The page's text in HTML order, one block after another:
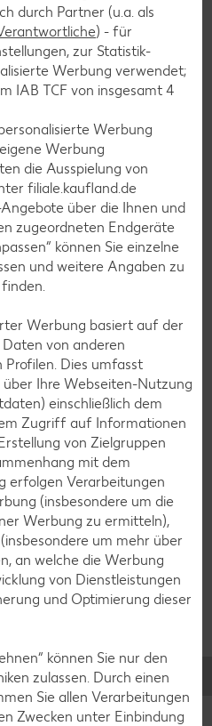
Rezepten
nicht automatisch auf
Ob süß oder herzhaft –
zauberst du dir Gerichte,
auch richtig lecker sind.
durch Partner (u.a. als
) - für
zur Statistik-
Werbung verwendet;
IAB TCF von insgesamt 4
Werbung
Werbung
die Ausspielung von
filiale.kaufland.de
über die Ihnen und
zugeordneten Endgeräte
können Sie einzelne
und weitere Angaben zu
Werbung basiert auf der
von anderen
Dies umfasst
Ihre Webseiten-Nutzung
einschließlich dem
Zugriff auf Informationen
von Zielgruppen
mit dem
erfolgen Verarbeitungen
(insbesondere um die
Werbung zu ermitteln),
um mehr über
an welche die Werbung
von Dienstleistungen
und Optimierung dieser
können Sie nur den
zulassen. Durch einen
Sie allen Verarbeitungen
Zwecken unter Einbindung